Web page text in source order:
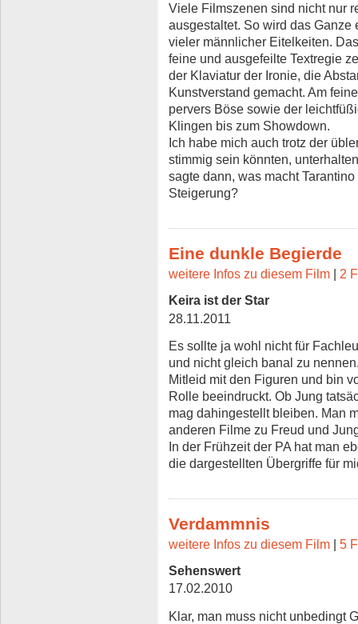
Viele Filmszenen sind nicht nur
ausgestaltet. So wird das
vieler männlicher Eitelkeiten.
feine und ausgefeilte Textregie
der Klaviatur der Ironie, die
Kunstverstand gemacht. Am
pervers Böse sowie der
Klingen bis zum Showdown.
Ich habe mich auch trotz der
stimmig sein könnten,
sagte dann, was macht
Steigerung?
Eine dunkle Begierde
weitere Infos zu diesem Film | 2
Keira ist der Star
28.11.2011
Es sollte ja wohl nicht für
und nicht gleich banal zu
Mitleid mit den Figuren und bin
Rolle beeindruckt. Ob Jung
mag dahingestellt bleiben. Man
anderen Filme zu Freud und
In der Frühzeit der PA hat man
die dargestellten Übergriffe für
Verdammnis
weitere Infos zu diesem Film | 5
Sehenswert
17.02.2010
Klar, man muss nicht unbedingt